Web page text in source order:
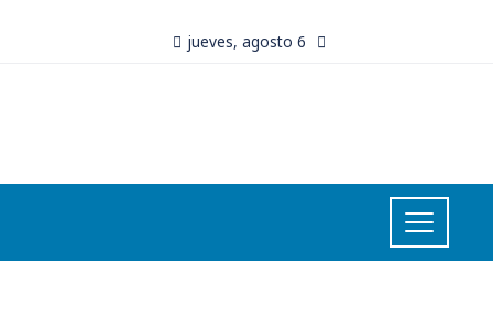
jueves, agosto 6